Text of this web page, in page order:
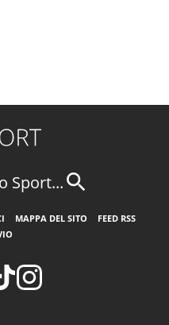
Sport...
MAPPA DEL SITO
FEED RSS